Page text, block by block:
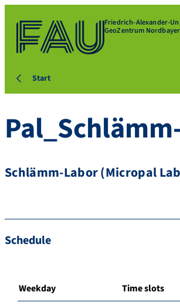
Friedrich-Alexander-
GeoZentrum
Start
Schlämm-Labor (Micropal
Schedule
Weekday Time slots